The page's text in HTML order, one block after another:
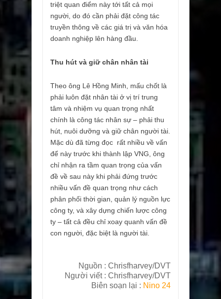
triệt quan điểm này tới tất cả mọi
người, do đó cần phải đặt công tác
truyền thông về các giá trị và văn hóa
doanh nghiệp lên hàng đầu.
Thu hút và giữ chân nhân tài
Theo ông Lê Hồng Minh, mấu chốt là
phải luôn đặt nhân tài ở vị trí trung
tâm và nhiệm vụ quan trọng nhất
chính là công tác nhân sự – phải thu
hút, nuôi dưỡng và giữ chân người tài.
Mặc dù đã từng đọc rất nhiều về vấn
để này trước khi thành lập VNG, ông
chỉ nhận ra tầm quan trọng của vấn
đề về sau này khi phải đứng trước
nhiều vấn đề quan trọng như cách
phân phối thời gian, quản lý nguồn lực
công ty, và xây dựng chiến lược công
ty – tất cả đều chỉ xoay quanh vấn đề
con người, đặc biệt là người tài.
Nguồn : Chrisfharvey/DVT
Người viết : Chrisfharvey/DVT
Biên soạn lại : Nino 24